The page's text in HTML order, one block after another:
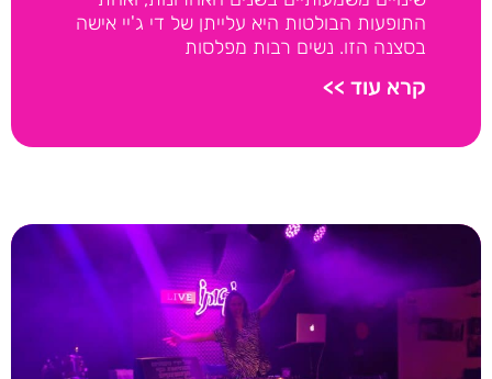
התופעות הבולטות היא עלייתן של די ג'יי אישה
בסצנה הזו. נשים רבות מפלסות
קרא עוד >>